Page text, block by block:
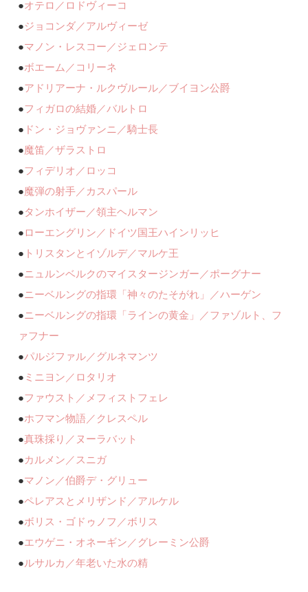
●オテロ／ロドヴィーコ
●ジョコンダ／アルヴィーゼ
●マノン・レスコー／ジェロンテ
●ボエーム／コリーネ
●アドリアーナ・ルクヴルール／ブイヨン公爵
●フィガロの結婚／バルトロ
● ドン・ジョヴァンニ／騎士長
●魔笛／ザラストロ
●フィデリオ／ロッコ
●魔弾の射手／カスパール
●タンホイザー／領主ヘルマン
● ローエングリン／ドイツ国王ハインリッヒ
● トリスタンとイゾルデ／マルケ王
●ニュルンベルクのマイスタージンガー／ポーグナー
●ニーベルングの指環「神々のたそがれ」／ハーゲン
●ニーベルングの指環「ラインの黄金」／ファゾルト、フ
ァフナー
●パルジファル／グルネマンツ
● ミニヨン／ロタリオ
●ファウスト／メフィストフェレ
●ホフマン物語／クレスペル
●真珠採り／ヌーラバット
●カルメン／スニガ
●マノン／伯爵デ・グリュー
●ペレアスとメリザンド／アルケル
●ボリス・ゴドゥノフ／ボリス
●エウゲニ・オネーギン／グレーミン公爵
●ルサルカ／年老いた水の精